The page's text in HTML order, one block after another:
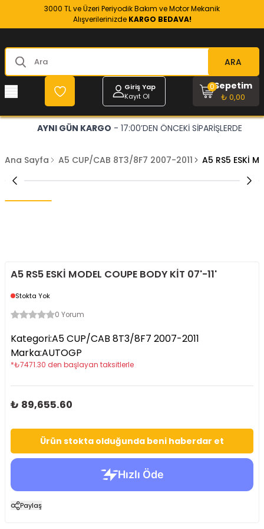
3000 TL ve Üzeri Periyodik Bakım ve Motor Mekanik
Alışverilerinizde KARGO BEDAVA!
ARA
Giriş Yap
Kayıt Ol
Sepetim
₺ 0,00
0
AYNI GÜN KARGO - 17:00’DEN ÖNCEKİ SİPARİŞLERDE
Ana Sayfa A5 CUP/CAB 8T3/8F7 2007-2011 A5 RS5 ESKİ
A5 RS5 ESKİ MODEL COUPE BODY KİT 07'-11'
Stokta Yok
0 Yorum
Kategori:A5 CUP/CAB 8T3/8F7 2007-2011
Marka:AUTOGP
*₺7471.30 den başlayan taksitlerle
₺ 89,655.60
Ürün stokta olduğunda beni haberdar et
Paylaş